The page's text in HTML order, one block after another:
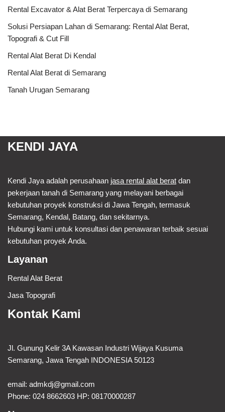
Rental Excavator & Alat Berat Terpercaya di Semarang
Solusi Persiapan Lahan di Semarang: Rental Alat Berat,
Topografi & Cut Fill
Rental Alat Berat Di Kendal
Rental Alat Berat di Semarang
Tanah Urugan Semarang
KENDI JAYA
Kendi Jaya adalah perusahaan jasa rental alat berat dan
pekerjaan tanah di Semarang yang melayani berbagai
kebutuhan proyek konstruksi di Jawa Tengah, termasuk
Semarang, Kendal, Batang, dan sekitarnya.
Hubungi kami untuk konsultasi dan penawaran terbaik sesuai
kebutuhan proyek Anda.
Layanan
Rental Alat Berat
Jasa Topografi
Kontak Kami
Jl. Gunung Kelir 3A Kawasan Industri Wijaya Kusuma
Semarang, Jawa Tengah INDONESIA 50123
email: admkdj@gmail.com
Phone: 024 8662603 HP: 08170000287